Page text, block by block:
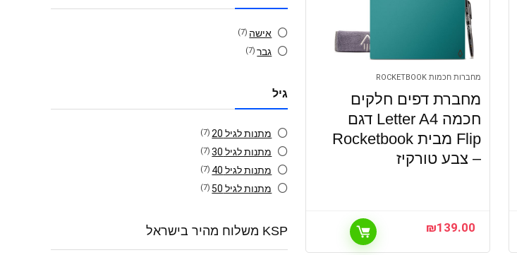
מחברות חכמות ROCKETBOOK
מחברת דפים חלקים
חכמה Letter A4 דגם
Flip מבית Rocketbook
– צבע טורקיז
₪139.00
אישה (7)
גבר (7)
גיל
מתנות לגיל 20 (7)
מתנות לגיל 30 (7)
מתנות לגיל 40 (7)
מתנות לגיל 50 (7)
KSP משלוח מהיר בישראל